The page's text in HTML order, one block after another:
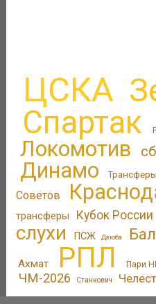
ЦСКА
Спартак
Локомотив
Динамо Трансферы
Советов
трансферы
Кубок России
слухи
ПСЖ Дзюба
Ахмат РПЛ Пари
ЧМ-2026 Станкович